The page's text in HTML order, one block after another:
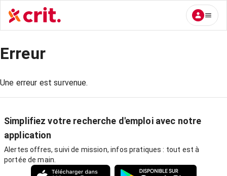
Erreur
Une erreur est survenue.
Simplifiez votre recherche d'emploi avec notre
application
Alertes offres, suivi de mission, infos pratiques : tout est à
portée de main.